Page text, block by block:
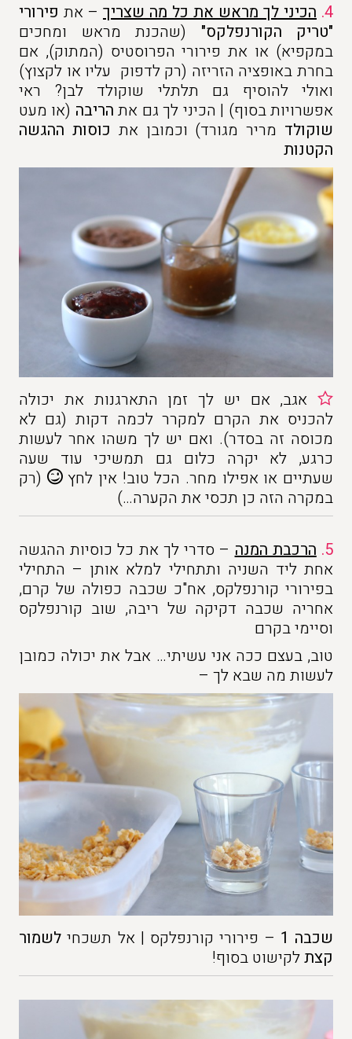
4. הכיני לך מראש את כל מה שצריך – את פירורי
"טריק הקורנפלקס" (שהכנת מראש ומחכים
במקפיא) או את פירורי הפרוסטיס (המתוק), אם
בחרת באופציה הזריזה (רק לדפוק עליו או לקצוץ)
ואולי להוסיף גם תלתלי שוקולד לבן? ראי
אפשרויות בסוף) | הכיני לך גם את הריבה (או מעט
שוקולד מריר מגורד) וכמובן את כוסות ההגשה
הקטנות
אגב, אם יש לך זמן התארגנות את יכולה
להכניס את הקרם למקרר לכמה דקות (גם לא
מכוסה זה בסדר). ואם יש לך משהו אחר לעשות
כרגע, לא יקרה כלום גם תמשיכי עוד שעה
שעתיים או אפילו מחר. הכל טוב! אין לחץ
(רק
במקרה הזה כן תכסי את הקערה…)
5. הרכבת המנה– סדרי לך את כל כוסיות ההגשה
אחת ליד השניה ותתחילי למלא אותן – התחילי
בפירורי קורנפלקס, אח"כ שכבה כפולה של קרם,
אחריה שכבה דקיקה של ריבה, שוב קורנפלקס
וסיימי בקרם
טוב, בעצם ככה אני עשיתי… אבל את יכולה כמובן
לעשות מה שבא לך –
שכבה 1 – פירורי קורנפלקס | אל תשכחי לשמור
קצתלקישוט בסוף!